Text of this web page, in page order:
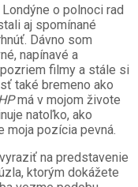
o polnoci rad
aj spomínané
Dávno som
napínavé a
filmy a stále si
také bremeno ako
má v mojom živote
natoľko, ako
moja pozícia pevná.
na predstavenie
ktorým dokážete